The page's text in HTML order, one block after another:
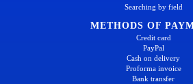
Searching by field
METHODS OF
Credit card
PayPal
Cash on delivery
Proforma invoice
Bank transfer